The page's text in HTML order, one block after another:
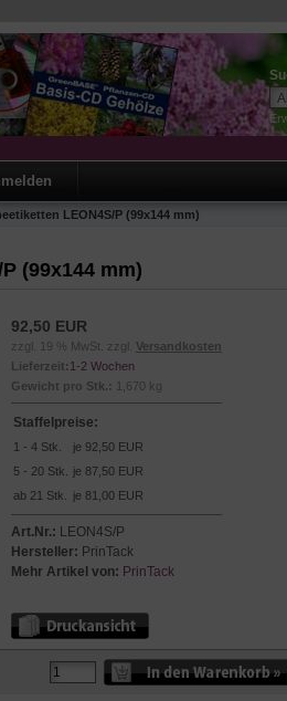
LEON4S/P (99x144 mm)
(99x144 mm)
92,50 EUR
zzgl. 19 % MwSt. zzgl. Versandkosten
Lieferzeit: 1-2 Wochen
Gewicht pro Stk.: 1,670 kg
Staffelpreise:
1 - 4 Stk.
je 92,50 EUR
5 - 20 Stk.
je 87,50 EUR
ab 21 Stk.
je 81,00 EUR
Art.Nr.: LEON4S/P
Hersteller: PrinTack
Mehr Artikel von: PrinTack